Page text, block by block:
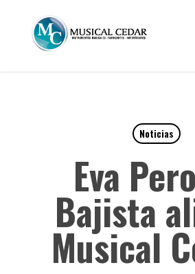
Noticias
Eva
Bajista
Musical